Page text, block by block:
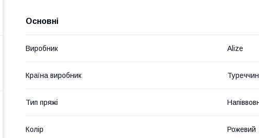
Основні
Виробник Alize
Країна виробник
Тип пряжі
Колір Рожевий